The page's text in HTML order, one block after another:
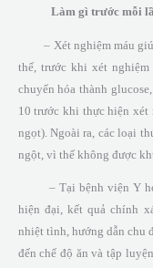
Làm gì trước mỗi lần
– Xét nghiệm máu giúp
thế, trước khi xét
chuyển hóa thành
10 trước khi thực hiện xét
ngọt). Ngoài ra, các loại
ngột, vì thế không được
– Tại bệnh viện Y học
hiện đại, kết quả chính
nhiệt tình, hướng dẫn chu
đến chế độ ăn và tập